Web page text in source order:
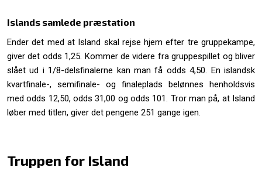
Islands samlede præstation
Ender det med at Island skal rejse hjem efter tre gruppekampe,
giver det odds 1,25. Kommer de videre fra gruppespillet og bliver
slået ud i 1/8-delsfinalerne kan man få odds 4,50. En islandsk
kvartfinale-, semifinale- og finaleplads belønnes henholdsvis
med odds 12,50, odds 31,00 og odds 101. Tror man på, at Island
løber med titlen, giver det pengene 251 gange igen.
Truppen for Island